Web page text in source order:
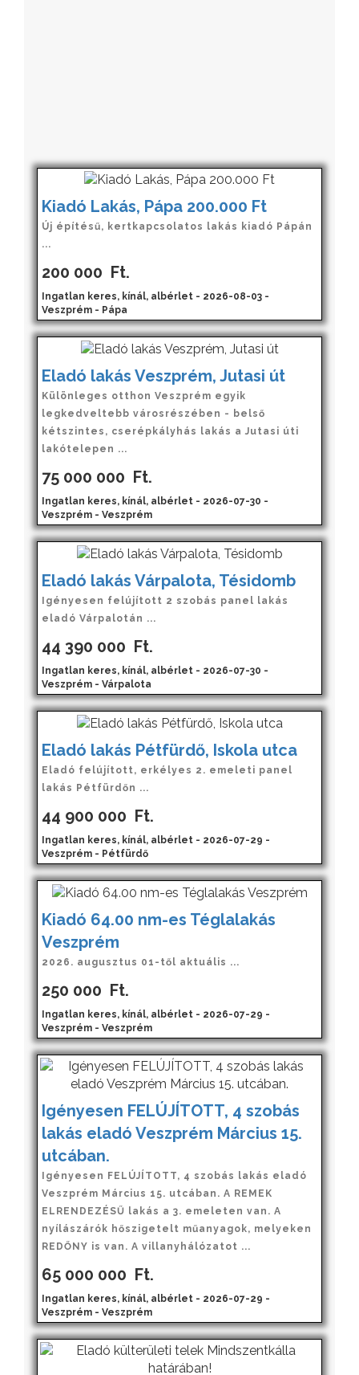
Kiadó Lakás, Pápa 200.000 Ft
Új építésű, kertkapcsolatos lakás kiadó Pápán
...
200 000 Ft.
Ingatlan keres, kínál, albérlet - 2026-08-03 -
Veszprém - Pápa
Eladó lakás Veszprém, Jutasi út
Különleges otthon Veszprém egyik
legkedveltebb városrészében - belső
kétszintes, cserépkályhás lakás a Jutasi úti
lakótelepen ...
75 000 000 Ft.
Ingatlan keres, kínál, albérlet - 2026-07-30 -
Veszprém - Veszprém
Eladó lakás Várpalota, Tésidomb
Igényesen felújított 2 szobás panel lakás
eladó Várpalotán ...
44 390 000 Ft.
Ingatlan keres, kínál, albérlet - 2026-07-30 -
Veszprém - Várpalota
Eladó lakás Pétfürdő, Iskola utca
Eladó felújított, erkélyes 2. emeleti panel
lakás Pétfürdőn ...
44 900 000 Ft.
Ingatlan keres, kínál, albérlet - 2026-07-29 -
Veszprém - Pétfürdő
Kiadó 64.00 nm-es Téglalakás
Veszprém
2026. augusztus 01-től aktuális ...
250 000 Ft.
Ingatlan keres, kínál, albérlet - 2026-07-29 -
Veszprém - Veszprém
Igényesen FELÚJÍTOTT, 4 szobás
lakás eladó Veszprém Március 15.
utcában.
Igényesen FELÚJÍTOTT, 4 szobás lakás eladó
Veszprém Március 15. utcában. A REMEK
ELRENDEZÉSŰ lakás a 3. emeleten van. A
nyílászárók hőszigetelt műanyagok, melyeken
REDŐNY is van. A villanyhálózatot ...
65 000 000 Ft.
Ingatlan keres, kínál, albérlet - 2026-07-29 -
Veszprém - Veszprém